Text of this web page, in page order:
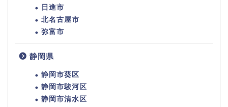
日進市
北名古屋市
弥富市
静岡県
静岡市葵区
静岡市駿河区
静岡市清水区